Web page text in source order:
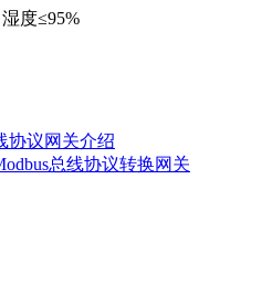
度≤95%
协议网关介绍
总线协议转换网关